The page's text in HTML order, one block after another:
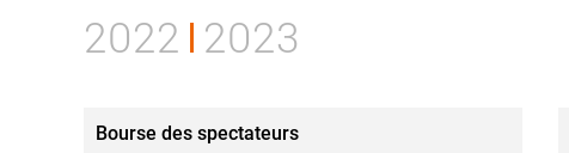
2022 2023
Bourse des spectateurs